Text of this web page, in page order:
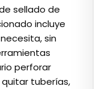
sellado de
incluye
sin
perforar
tuberías,